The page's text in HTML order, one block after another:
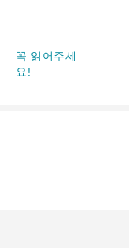
꼭 읽어주세
요!